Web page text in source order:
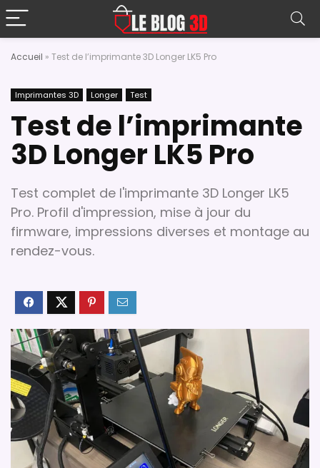
Accueil » Test de l’imprimante 3D Longer LK5 Pro
Imprimantes 3D Longer Test
Test de l’imprimante
3D Longer LK5 Pro
Test complet de l'imprimante 3D Longer LK5
Pro. Profil d'impression, mise à jour du
firmware, impressions diverses et montage au
rendez-vous.